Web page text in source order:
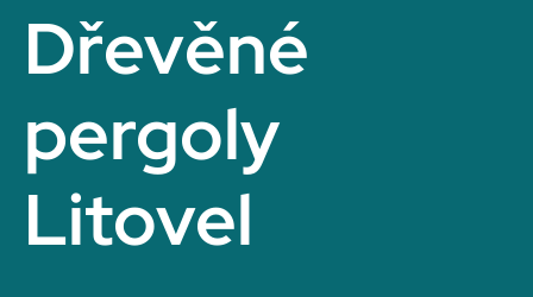
Dřevěné
pergoly
Litovel